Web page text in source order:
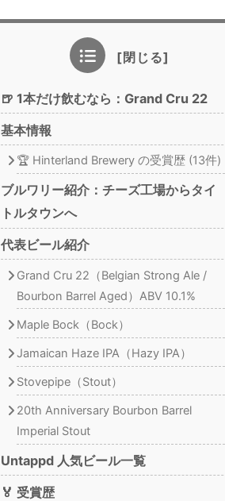
🍺 1本だけ飲むなら：Grand Cru 22
基本情報
🏆 Hinterland Brewery の受賞歴 (13件)
ブルワリー紹介：チーズ工場からタイ
トルタウンへ
代表ビール紹介
Grand Cru 22（Belgian Strong Ale /
Bourbon Barrel Aged）ABV 10.1%
Maple Bock（Bock）
Jamaican Haze IPA（Hazy IPA）
Stovepipe（Stout）
20th Anniversary Bourbon Barrel
Imperial Stout
Untappd 人気ビール一覧
🏅 受賞歴